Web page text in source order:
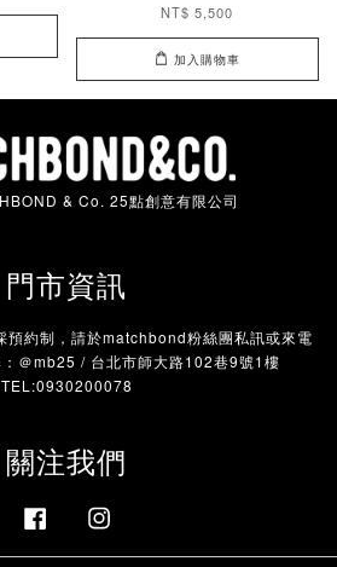
NT$ 5,500
加入購物車
& Co. 25點創意有限公司
門市資訊
預約制，請於matchbond粉絲團私訊或來電
＠mb25 / 台北市師大路102巷9號1樓
TEL:0930200078
關注我們
Facebook